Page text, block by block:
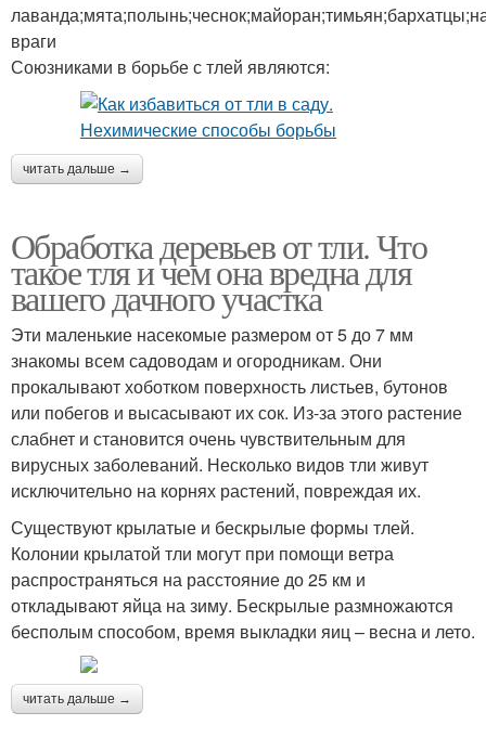
враги
Союзниками в борьбе с тлей являются:
читать дальше →
Обработка деревьев от тли. Что
такое тля и чем она вредна для
вашего дачного участка
Эти маленькие насекомые размером от 5 до 7 мм
знакомы всем садоводам и огородникам. Они
прокалывают хоботком поверхность листьев, бутонов
или побегов и высасывают их сок. Из-за этого растение
слабнет и становится очень чувствительным для
вирусных заболеваний. Несколько видов тли живут
исключительно на корнях растений, повреждая их.
Существуют крылатые и бескрылые формы тлей.
Колонии крылатой тли могут при помощи ветра
распространяться на расстояние до 25 км и
откладывают яйца на зиму. Бескрылые размножаются
бесполым способом, время выкладки яиц – весна и лето.
читать дальше →